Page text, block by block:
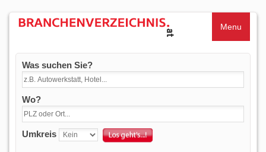
Menu
Was suchen Sie?
Wo?
Umkreis